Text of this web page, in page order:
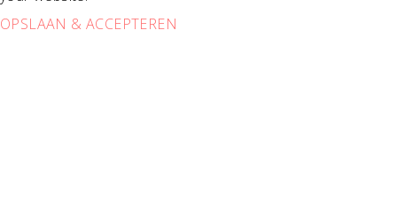
OPSLAAN & ACCEPTEREN